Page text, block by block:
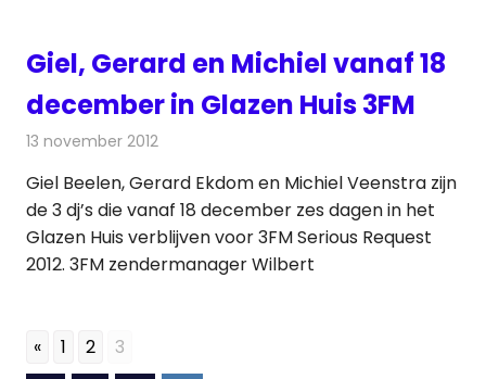
Giel, Gerard en Michiel vanaf 18
december in Glazen Huis 3FM
13 november 2012
Giel Beelen, Gerard Ekdom en Michiel Veenstra zijn
de 3 dj’s die vanaf 18 december zes dagen in het
Glazen Huis verblijven voor 3FM Serious Request
2012. 3FM zendermanager Wilbert
« 1 2 3